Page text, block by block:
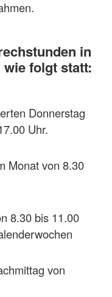
in
folgt statt:
Donnerstag
Uhr.
Monat von 8.30
8.30 bis 11.00
von